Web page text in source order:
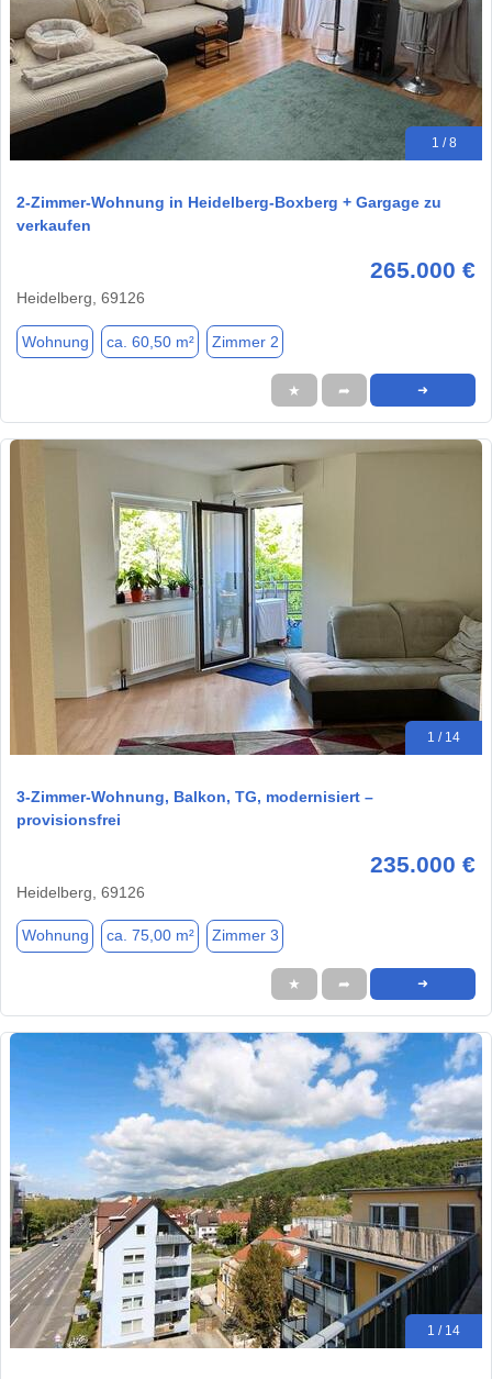
1 / 8
2-Zimmer-Wohnung in Heidelberg-Boxberg + Gargage zu
verkaufen
265.000 €
Heidelberg, 69126
Wohnung ca. 60,50 m² Zimmer 2
★ ➦ ➜
1 / 14
3-Zimmer-Wohnung, Balkon, TG, modernisiert –
provisionsfrei
235.000 €
Heidelberg, 69126
Wohnung ca. 75,00 m² Zimmer 3
★ ➦ ➜
1 / 14